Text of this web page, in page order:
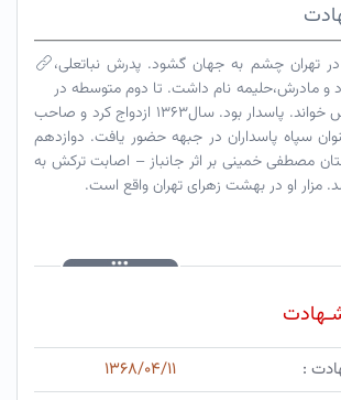
مهر ۱۳۴۱، در تهران چشم به جهان گشود. پدرش نباتعلی،
و مادرش،حلیمه نام داشت. تا دوم متوسطه در
رشته حسابداری درس خواند. پاسدار بود. سال۱۳۶۳ ازدواج کرد و صاحب
سپاه پاسداران در جبهه حضور یافت. دوازدهم
بیمارستان مصطفی خمینی بر اثر جانباز – اصابت ترکش به
او در بهشت زهرای تهران واقع است.
:
۱۳۶۸/۰۴/۱۱